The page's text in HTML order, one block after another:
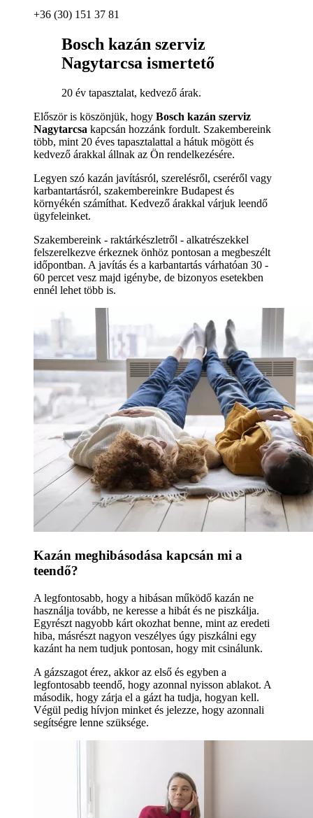
+36 (30) 151 37 81
Bosch kazán szerviz
Nagytarcsa ismertető
20 év tapasztalat, kedvező árak.
Először is köszönjük, hogy Bosch kazán szerviz
Nagytarcsa kapcsán hozzánk fordult. Szakembereink
több, mint 20 éves tapasztalattal a hátuk mögött és
kedvező árakkal állnak az Ön rendelkezésére.
Legyen szó kazán javításról, szerelésről, cseréről vagy
karbantartásról, szakembereinkre Budapest és
környékén számíthat. Kedvező árakkal várjuk leendő
ügyfeleinket.
Szakembereink - raktárkészletről - alkatrészekkel
felszerelkezve érkeznek önhöz pontosan a megbeszélt
időpontban. A javítás és a karbantartás várhatóan 30 -
60 percet vesz majd igénybe, de bizonyos esetekben
ennél lehet több is.
Kazán meghibásodása kapcsán mi a
teendő?
A legfontosabb, hogy a hibásan működő kazán ne
használja tovább, ne keresse a hibát és ne piszkálja.
Egyrészt nagyobb kárt okozhat benne, mint az eredeti
hiba, másrészt nagyon veszélyes úgy piszkálni egy
kazánt ha nem tudjuk pontosan, hogy mit csinálunk.
A gázszagot érez, akkor az első és egyben a
legfontosabb teendő, hogy azonnal nyisson ablakot. A
második, hogy zárja el a gázt ha tudja, hogyan kell.
Végül pedig hívjon minket és jelezze, hogy azonnali
segítségre lenne szüksége.